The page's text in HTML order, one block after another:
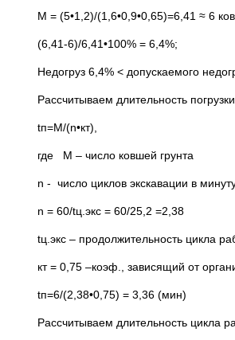
М = (5•1,2)/(1,6•0,9•0,65)=6,41 ≈ 6
(6,41-6)/6,41•100% = 6,4%;
Недогруз 6,4% < допускаемого
Рассчитываем длительность
tп=M/
где М – число ковшей грунта
n - число циклов экскавации в
n = 60/tц.экс = 60/25,2 =2,38
tц.экс – продолжительность цикла
кт = 0,75 –коэф., зависящий от
tп=6/(2,38•0,75) = 3,36 (мин)
Рассчитываем длительность цикла